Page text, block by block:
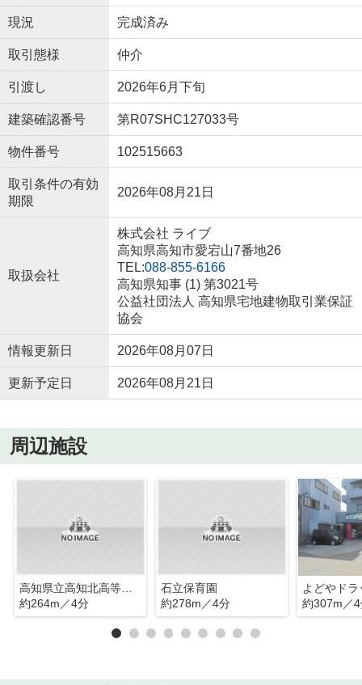
現況 完成済み
取引態様 仲介
引渡し 2026年6月下旬
建築確認番号 第R07SHC127033号
物件番号 102515663
取引条件の有効
期限
2026年08月21日
取扱会社
株式会社 ライブ
高知県高知市愛宕山7番地26
TEL:088-855-6166
高知県知事 (1) 第3021号
公益社団法人 高知県宅地建物取引業保証
協会
情報更新日 2026年08月07日
更新予定日 2026年08月21日
周辺施設
高知県立高知北高等学校
約264m／4分
石立保育園
約278m／4分
約307m／